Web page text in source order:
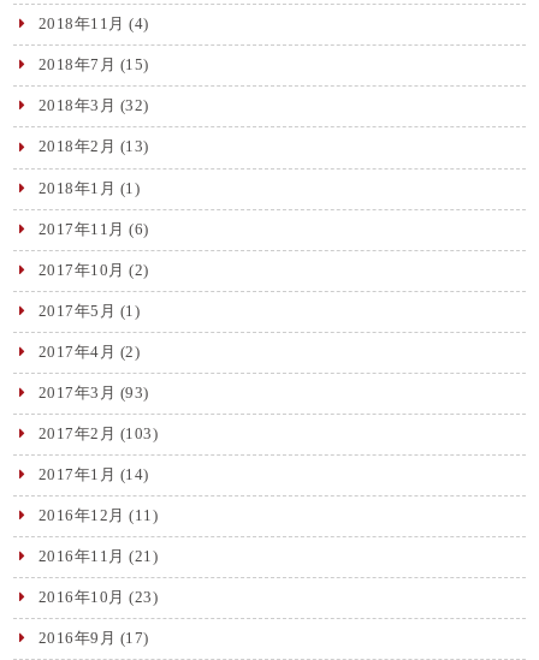
2018年11月 (4)
2018年7月 (15)
2018年3月 (32)
2018年2月 (13)
2018年1月 (1)
2017年11月 (6)
2017年10月 (2)
2017年5月 (1)
2017年4月 (2)
2017年3月 (93)
2017年2月 (103)
2017年1月 (14)
2016年12月 (11)
2016年11月 (21)
2016年10月 (23)
2016年9月 (17)